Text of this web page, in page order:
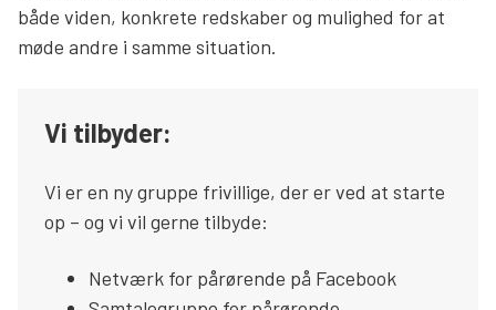
Søg
både viden, konkrete redskaber og mulighed for at
møde andre i samme situation.
Vi tilbyder:
Vi er en ny gruppe frivillige, der er ved at starte
op – og vi vil gerne tilbyde:
Netværk for pårørende på Facebook